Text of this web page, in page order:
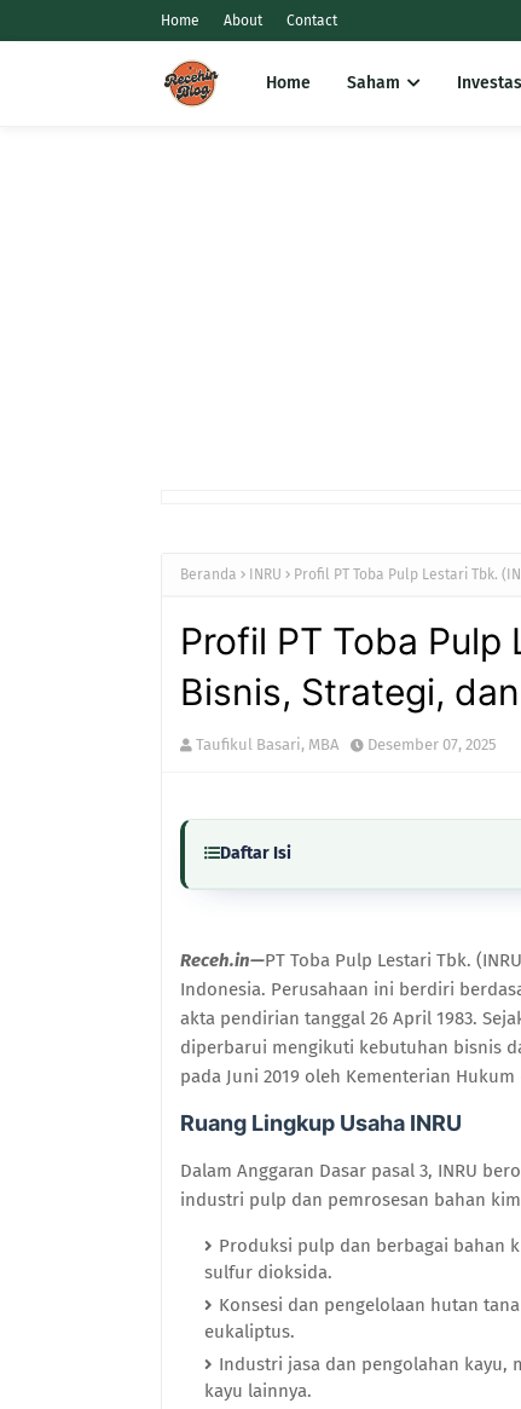
Home About Contact
Home Saham
Beranda INRU Profil PT Toba Pulp Lestari Tbk.
Profil PT Toba Pulp
Bisnis, Strategi,
Taufikul Basari, MBA Desember 07, 2025
Daftar Isi
Receh.in—PT Toba Pulp Lestari Tbk.
Indonesia. Perusahaan ini berdiri
akta pendirian tanggal 26 April 1983.
diperbarui mengikuti kebutuhan bisnis
pada Juni 2019 oleh Kementerian Hukum
Ruang Lingkup Usaha INRU
Dalam Anggaran Dasar pasal 3, INRU
industri pulp dan pemrosesan bahan
Produksi pulp dan berbagai bahan
sulfur dioksida.
Konsesi dan pengelolaan hutan
eukaliptus.
Industri jasa dan pengolahan kayu,
kayu lainnya.